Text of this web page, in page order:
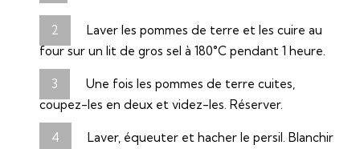
Laver les pommes de terre et les cuire au
four sur un lit de gros sel à 180°C pendant 1 heure.
Une fois les pommes de terre cuites,
coupez-les en deux et videz-les. Réserver.
Laver, équeuter et hacher le persil. Blanchir